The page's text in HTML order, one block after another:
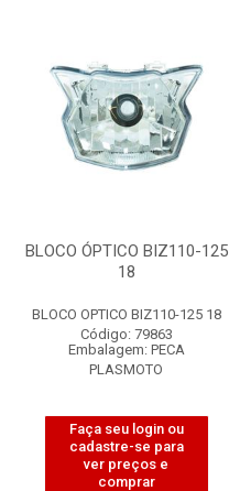
BLOCO ÓPTICO BIZ110-125
18
BLOCO OPTICO BIZ110-125 18
Código: 79863
Embalagem: PECA
PLASMOTO
Faça seu login ou
cadastre-se para
ver preços e
comprar